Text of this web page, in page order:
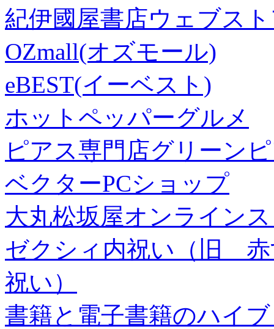
紀伊國屋書店ウェブス
OZmall(オズモール)
eBEST(イーベスト)
ホットペッパーグルメ
ピアス専門店グリーン
ベクターPCショップ
大丸松坂屋オンライン
ゼクシィ内祝い（旧 赤
祝い）
書籍と電子書籍のハイ